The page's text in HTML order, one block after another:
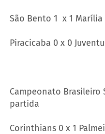
São Bento 1 x 1 Marília
Piracicaba 0 x 0
Campeonato Brasileiro
partida
Corinthians 0 x 1